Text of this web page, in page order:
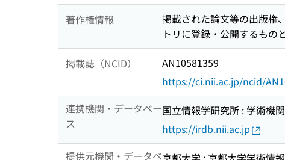
著作権情報
掲載された論文等の出版権
トリに登録・公開するも
掲載誌（NCID）
AN10581359
https://ci.nii.ac.jp/ncid/
連携機関・データベー
ス
国立情報学研究所 : 学術機
https://irdb.nii.ac.jp
提供元機関・データベ